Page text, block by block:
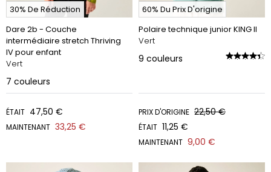
30% De Réduction
Dare 2b - Couche
intermédiaire stretch Thriving
IV pour enfant
Vert
7 couleurs
ÉTAIT 47,50 €
MAINTENANT 33,25 €
60% Du Prix D'origine
Polaire technique junior KING II
Vert
9 couleurs
PRIX D'ORIGINE 22,50 €
ÉTAIT 11,25 €
MAINTENANT 9,00 €